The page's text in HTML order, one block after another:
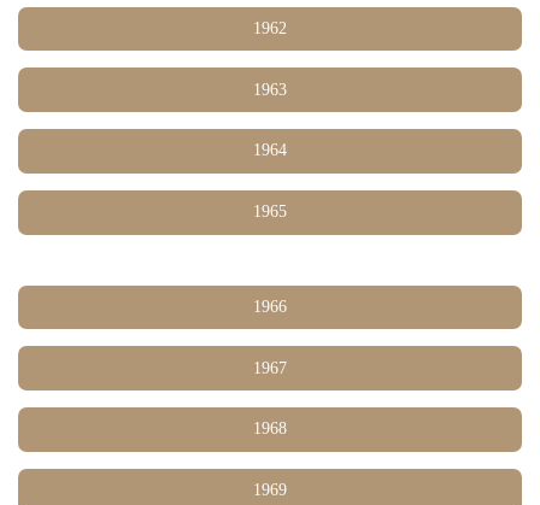
1962
1963
1964
1965
1966
1967
1968
1969